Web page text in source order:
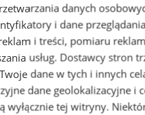
danych
i dane
i treści, pomiaru
usług. Dostawcy stron
dane w tych i innych
dane geolokalizacyjne i
wyłącznie tej witryny.